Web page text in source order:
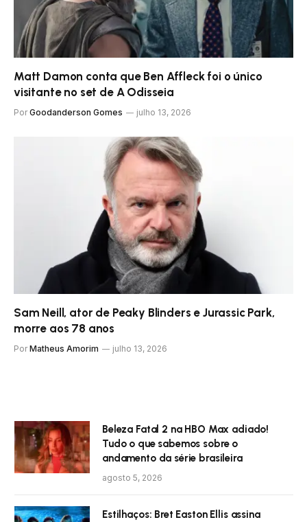
Matt Damon conta que Ben Affleck foi o único
visitante no set de A Odisseia
Por Goodanderson Gomes julho 13, 2026
Sam Neill, ator de Peaky Blinders e Jurassic Park,
morre aos 78 anos
Por Matheus Amorim julho 13, 2026
Beleza Fatal 2 na HBO Max adiado!
Tudo o que sabemos sobre o
andamento da série brasileira
agosto 5, 2026
Estilhaços: Bret Easton Ellis assina